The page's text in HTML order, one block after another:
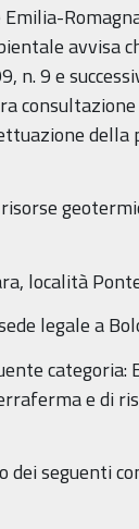
avvisa
n. 9 e
della
località
legale a
categoria:
e di
seguenti